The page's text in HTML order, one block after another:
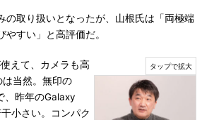
取り扱いとなったが、山根氏は「両極端
すい」と高評価だ。
えて、カメラも高
当然。無印の
、昨年のGalaxy
小さい。コンパク